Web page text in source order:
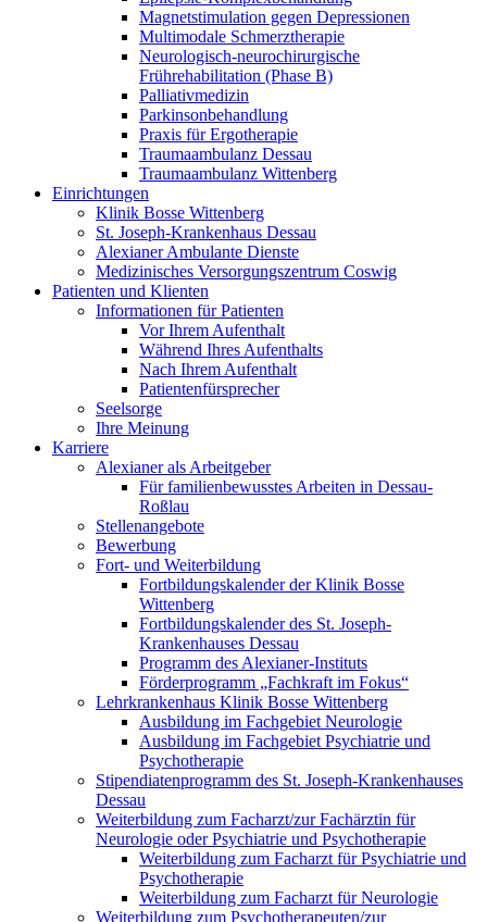
Magnetstimulation gegen Depressionen
Multimodale Schmerztherapie
Neurologisch-neurochirurgische
Frührehabilitation (Phase B)
Palliativmedizin
Parkinsonbehandlung
Praxis für Ergotherapie
Traumaambulanz Dessau
Traumaambulanz Wittenberg
Einrichtungen
Klinik Bosse Wittenberg
St. Joseph-Krankenhaus Dessau
Alexianer Ambulante Dienste
Medizinisches Versorgungszentrum Coswig
Patienten und Klienten
Informationen für Patienten
Vor Ihrem Aufenthalt
Während Ihres Aufenthalts
Nach Ihrem Aufenthalt
Patientenfürsprecher
Seelsorge
Ihre Meinung
Karriere
Alexianer als Arbeitgeber
Für familienbewusstes Arbeiten in Dessau-
Roßlau
Stellenangebote
Bewerbung
Fort- und Weiterbildung
Fortbildungskalender der Klinik Bosse
Wittenberg
Fortbildungskalender des St. Joseph-
Krankenhauses Dessau
Programm des Alexianer-Instituts
Förderprogramm „Fachkraft im Fokus“
Lehrkrankenhaus Klinik Bosse Wittenberg
Ausbildung im Fachgebiet Neurologie
Ausbildung im Fachgebiet Psychiatrie und
Psychotherapie
Stipendiatenprogramm des St. Joseph-Krankenhauses
Dessau
Weiterbildung zum Facharzt/zur Fachärztin für
Neurologie oder Psychiatrie und Psychotherapie
Weiterbildung zum Facharzt für Psychiatrie und
Psychotherapie
Weiterbildung zum Facharzt für Neurologie
Weiterbildung zum Psychotherapeuten/zur